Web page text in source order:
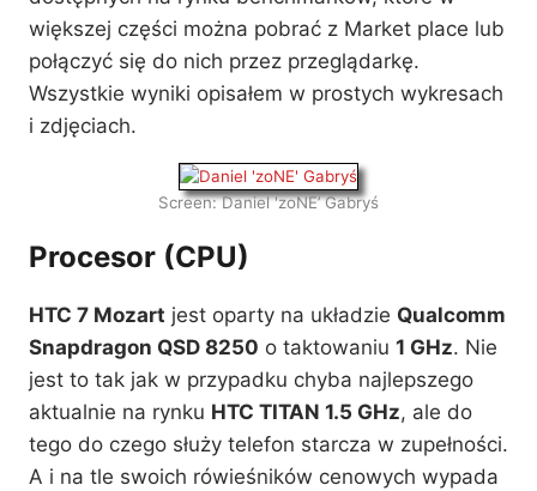
07
07
Zagrożenia płynące z wyłączności cyfryzacji gier
人は見かけによらぬもの
/
Z budżetowych serii i czasopism
人は見かけによらぬもの
Encyklopedia Gry
"Original War"
Encyklopedia gry
05
07
/
większej części można pobrać z Market place lub
połączyć się do nich przez przeglądarkę.
Wszystkie wyniki opisałem w prostych wykresach
i zdjęciach.
Screen: Daniel 'zoNE’ Gabryś
Procesor (CPU)
HTC 7 Mozart jest oparty na układzie Qualcomm
Snapdragon QSD 8250 o taktowaniu 1 GHz. Nie
jest to tak jak w przypadku chyba najlepszego
aktualnie na rynku HTC TITAN 1.5 GHz, ale do
tego do czego służy telefon starcza w zupełności.
A i na tle swoich rówieśników cenowych wypada